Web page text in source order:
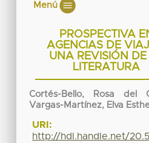
Menú
PROSPECTIVA
AGENCIAS DE
UNA REVISIÓN
LITERATURA
Cortés-Bello, Rosa del
Vargas-Martínez, Elva
URI:
http://hdl.handle.net/